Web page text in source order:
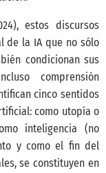
, estos discursos
de la IA que no sólo
condicionan sus
comprensión
cinco sentidos
como utopía o
inteligencia (no
y como el fin del
se constituyen en